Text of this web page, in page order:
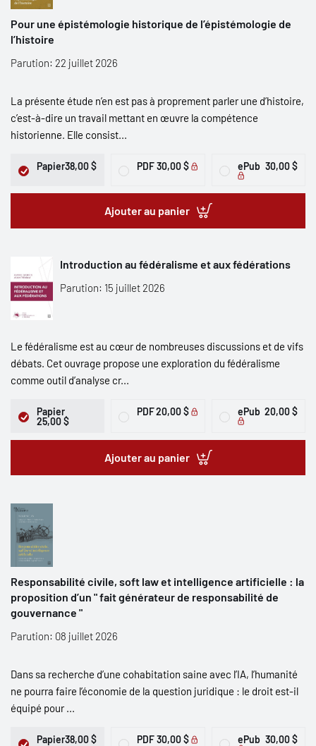
Pour une épistémologie historique de l’épistémologie de
l’histoire
Parution: 22 juillet 2026
La présente étude n’en est pas à proprement parler une d’histoire,
c’est-à-dire un travail mettant en œuvre la compétence
historienne. Elle consist...
Papier38,00 $ PDF30,00 $ ePub 30,00 $
Ajouter au panier
Introduction au fédéralisme et aux fédérations
Parution: 15 juillet 2026
Le fédéralisme est au cœur de nombreuses discussions et de vifs
débats. Cet ouvrage propose une exploration du fédéralisme
comme outil d’analyse cr...
Papier
25,00 $
PDF20,00 $ ePub 20,00 $
Ajouter au panier
Responsabilité civile, soft law et intelligence artificielle : la
proposition d’un " fait générateur de responsabilité de
gouvernance "
Parution: 08 juillet 2026
Dans sa recherche d’une cohabitation saine avec l’IA, l’humanité
ne pourra faire l’économie de la question juridique : le droit est-il
équipé pour ...
Papier38,00 $ PDF30,00 $ ePub 30,00 $